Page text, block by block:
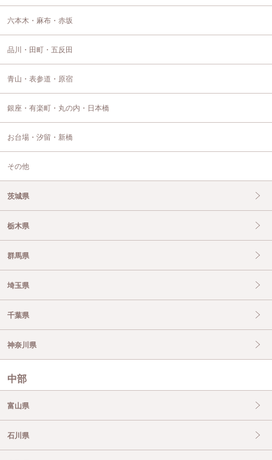
六本木・麻布・赤坂
品川・田町・五反田
青山・表参道・原宿
銀座・有楽町・丸の内・日本橋
お台場・汐留・新橋
その他
茨城県
栃木県
群馬県
埼玉県
千葉県
神奈川県
中部
富山県
石川県